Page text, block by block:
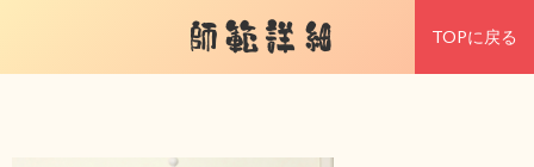
師範詳細 TOPに戻る